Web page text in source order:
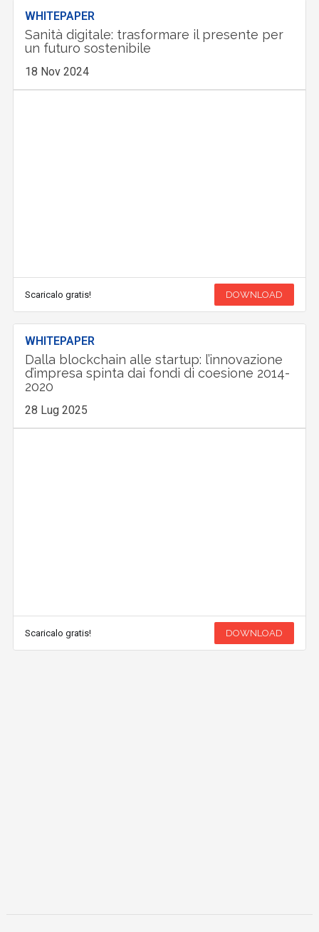
WHITEPAPER
Sanità digitale: trasformare il presente per
un futuro sostenibile
18 Nov 2024
Scaricalo gratis! DOWNLOAD
WHITEPAPER
Dalla blockchain alle startup: l’innovazione
d’impresa spinta dai fondi di coesione 2014-
2020
28 Lug 2025
Scaricalo gratis! DOWNLOAD